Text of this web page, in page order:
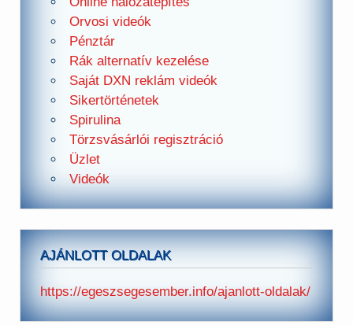
Orvosi videók
Pénztár
Rák alternatív kezelése
Saját DXN reklám videók
Sikertörténetek
Spirulina
Törzsvásárlói regisztráció
Üzlet
Videók
AJÁNLOTT OLDALAK
https://egeszsegesember.info/ajanlott-oldalak/